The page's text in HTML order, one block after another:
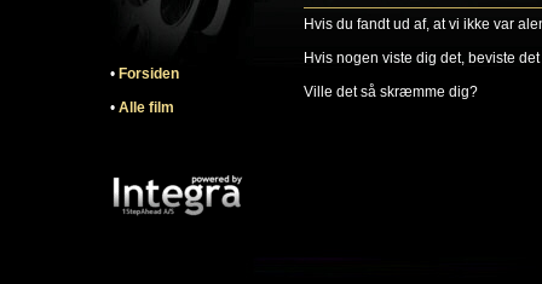
• Forsiden
• Alle film
Hvis du fandt ud af, at vi ikke var
Hvis nogen viste dig det, beviste
Ville det så skræmme dig?